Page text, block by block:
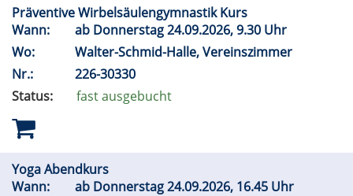
Präventive Wirbelsäulengymnastik Kurs
Wann:
ab Donnerstag 24.09.2026, 9.30 Uhr
Wo:
Walter-Schmid-Halle, Vereinszimmer
Nr.:
226-30330
Status:
fast ausgebucht
Yoga Abendkurs
Wann:
ab Donnerstag 24.09.2026, 16.45 Uhr